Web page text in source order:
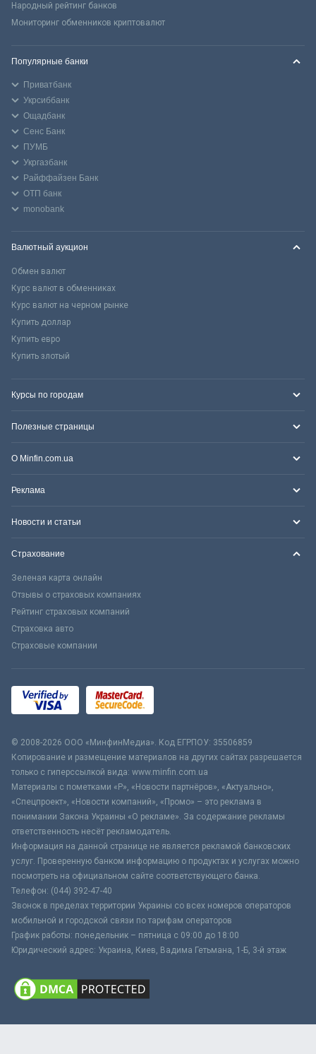
Народный рейтинг банков
Мониторинг обменников криптовалют
Популярные банки
Приватбанк
Укрсиббанк
Ощадбанк
Сенс Банк
ПУМБ
Укргазбанк
Райффайзен Банк
ОТП банк
monobank
Валютный аукцион
Обмен валют
Курс валют в обменниках
Курс валют на черном рынке
Купить доллар
Купить евро
Купить злотый
Курсы по городам
Полезные страницы
О Minfin.com.ua
Реклама
Новости и статьи
Страхование
Зеленая карта онлайн
Отзывы о страховых компаниях
Рейтинг страховых компаний
Страховка авто
Страховые компании
© 2008-2026 ООО «МинфинМедиа». Код ЕГРПОУ: 35506859
Копирование и размещение материалов на других сайтах разрешается
только с гиперссылкой вида: www.minfin.com.ua
Материалы с пометками «Р», «Новости партнёров», «Актуально»,
«Спецпроект», «Новости компаний», «Промо» – это реклама в
понимании Закона Украины «О рекламе». За содержание рекламы
ответственность несёт рекламодатель.
Информация на данной странице не является рекламой банковских
услуг. Проверенную банком информацию о продуктах и услугах можно
посмотреть на официальном сайте соответствующего банка.
Телефон: (044) 392-47-40
Звонок в пределах территории Украины со всех номеров операторов
мобильной и городской связи по тарифам операторов
График работы: понедельник – пятница с 09:00 до 18:00
Юридический адрес: Украина, Киев, Вадима Гетьмана, 1-Б, 3-й этаж